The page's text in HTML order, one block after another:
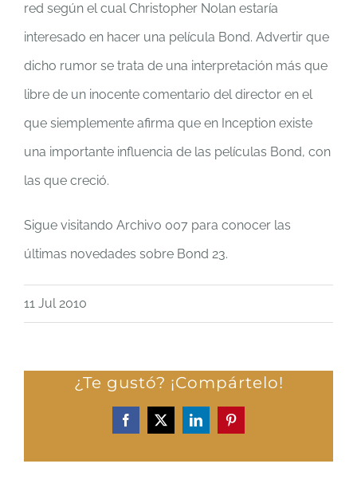
red según el cual Christopher Nolan estaría
interesado en hacer una película Bond. Advertir que
dicho rumor se trata de una interpretación más que
libre de un inocente comentario del director en el
que siemplemente afirma que en Inception existe
una importante influencia de las películas Bond, con
las que creció.
Sigue visitando Archivo 007 para conocer las
últimas novedades sobre Bond 23.
11 Jul 2010
¿Te gustó? ¡Compártelo!
Facebook
X LinkedInPinterest